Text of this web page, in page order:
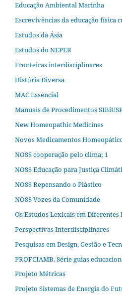
Educação Ambiental Marinha
Escrevivências da educação física
Estudos da Ásia​
Estudos do NEPER
Fronteiras interdisciplinares
História Diversa
MAC Essencial
Manuais de Procedimentos
New Homeopathic Medicines
Novos Medicamentos
NOSS cooperação pelo clima; 1
NOSS Educação para Justiça
NOSS Repensando o Plástico
NOSS Vozes da Comunidade
Os Estudos Lexicais em Diferentes
Perspectivas Interdisciplinares
Pesquisas em Design, Gestão e
PROFCIAMB. Série guias
Projeto Métricas
Projeto Sistemas de Energia do